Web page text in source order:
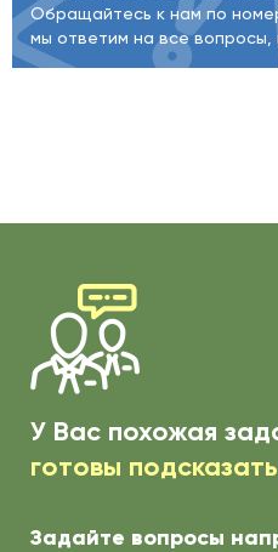
Обращайтесь к нам по
мы ответим на все вопросы,
У Вас похожая
готовы
Задайте вопросы